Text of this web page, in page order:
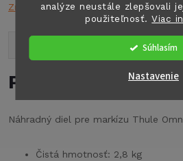
analýze neustále zlepšovali
použiteľnosť.Viac
Súhlasím
Nastavenie
Značka:THULE
Podrobný popis
Náhradný diel pre markízu Thule
Čistá hmotnosť: 2,8 kg